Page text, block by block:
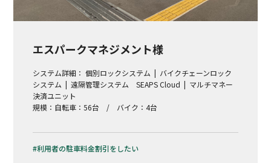
エスパークマネジメント様
システム詳細：個別ロックシステム
バイクチェーンロック
システム
遠隔管理システム SEAPS Cloud
マルチマネー
決済ユニット
規模：自転車：56台 / バイク：4台
利用者の駐車料金割引をしたい